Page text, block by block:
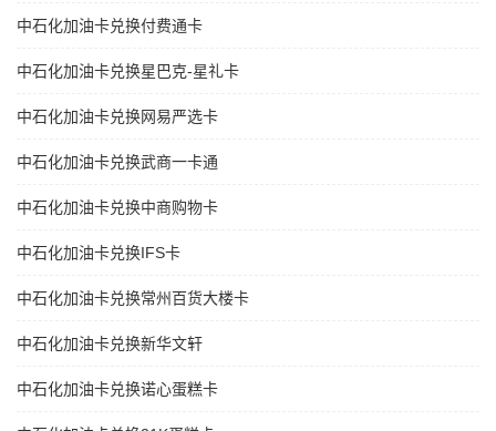
中石化加油卡兑换付费通卡
中石化加油卡兑换星巴克-星礼卡
中石化加油卡兑换网易严选卡
中石化加油卡兑换武商一卡通
中石化加油卡兑换中商购物卡
中石化加油卡兑换IFS卡
中石化加油卡兑换常州百货大楼卡
中石化加油卡兑换新华文轩
中石化加油卡兑换诺心蛋糕卡